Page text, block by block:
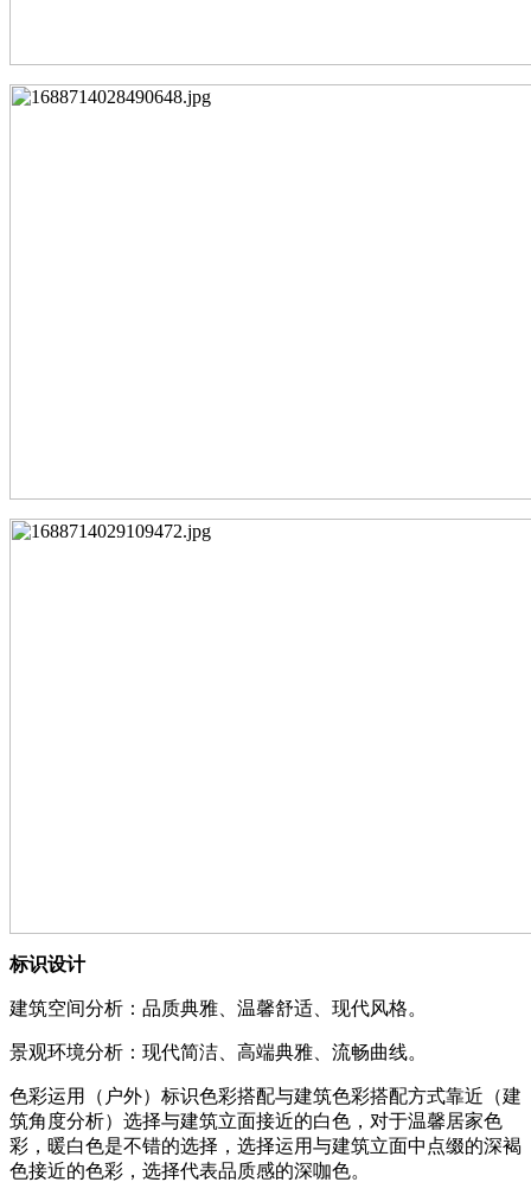
标识设计
建筑空间分析：品质典雅、温馨舒适、现代风格。
景观环境分析：现代简洁、高端典雅、流畅曲线。
色彩运用（户外）标识色彩搭配与建筑色彩搭配方式靠近（建
筑角度分析）选择与建筑立面接近的白色，对于温馨居家色
彩，暖白色是不错的选择，选择运用与建筑立面中点缀的深褐
色接近的色彩，选择代表品质感的深咖色。